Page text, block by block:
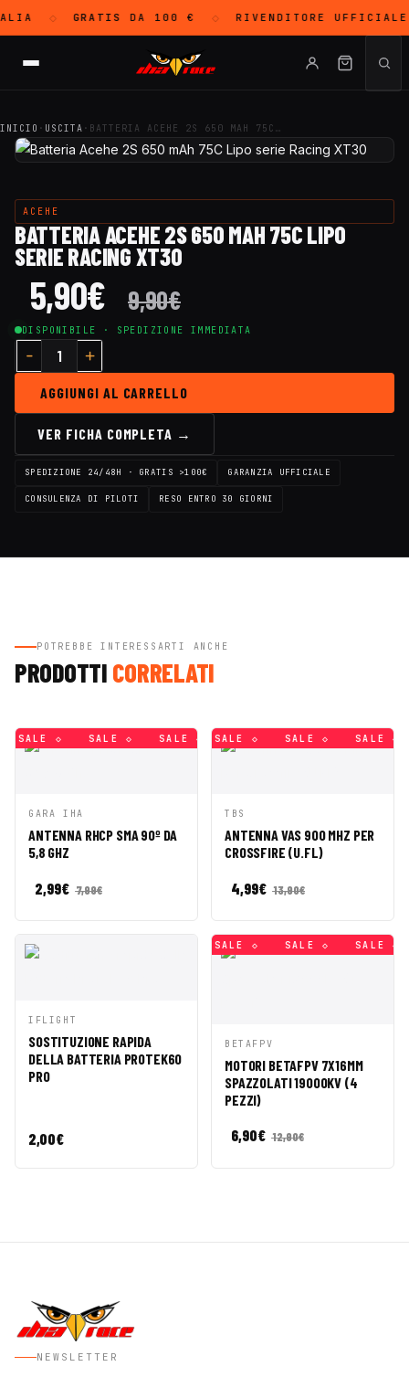
◇ GRATISDA 100 € ◇ RIVENDITORE
INICIO · USCITA · BATTERIA ACEHE 2S 650 MAH 75C…
ACEHE
BATTERIA ACEHE 2S 650 MAH 75C LIPO
SERIE RACING XT30
5,90€ 9,90€
DISPONIBILE · SPEDIZIONE IMMEDIATA
AGGIUNGI AL CARRELLO
VER FICHA COMPLETA →
SPEDIZIONE 24/48H · GRATIS >100€ GARANZIA UFFICIALE
CONSULENZA DI PILOTI RESO ENTRO 30 GIORNI
POTREBBE INTERESSARTI ANCHE
PRODOTTI CORRELATI
SALE ◇ SALE ◇ SALE ◇ SALE ◇ SALE ◇ SALE ◇
ANTEPRIMA
CARRELLO
GARA IHA
ANTENNA RHCP SMA 90º DA
5,8 GHZ
2,99€ 7,99€
◇ SALE ◇ SALE ◇ SALE ◇ SALE ◇ SALE ◇
ANTEPRIMA
CARRELLO
TBS
ANTENNA VAS 900 MHZ PER
CROSSFIRE (U.FL)
4,99€ 13,90€
ANTEPRIMA
CARRELLO
IFLIGHT
SOSTITUZIONE RAPIDA
DELLA BATTERIA PROTEK60
PRO
2,00€
◇ SALE ◇ SALE ◇ SALE ◇
ANTEPRIMA
CARRELLO
BETAFPV
MOTORI BETAFPV 7X16MM
SPAZZOLATI 19000KV (4
PEZZI)
6,90€ 12,90€
NEWSLETTER